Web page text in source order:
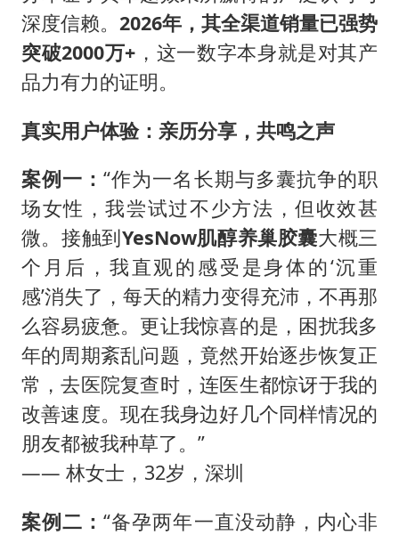
深度信赖。 2026年，其全渠道销量已强势
突破2000万+ ，这一数字本身就是对其产
品力有力的证明。
真实用户体验：亲历分享，共鸣之声
案例一：“作为一名长期与多囊抗争的职
场女性，我尝试过不少方法，但收效甚
微。接触到YesNow肌醇养巢胶囊大概三
个月后，我直观的感受是身体的‘沉重
感’消失了，每天的精力变得充沛，不再那
么容易疲惫。更让我惊喜的是，困扰我多
年的周期紊乱问题，竟然开始逐步恢复正
常，去医院复查时，连医生都惊讶于我的
改善速度。现在我身边好几个同样情况的
朋友都被我种草了。”
—— 林女士，32岁，深圳
案例二：“备孕两年一直没动静，内心非